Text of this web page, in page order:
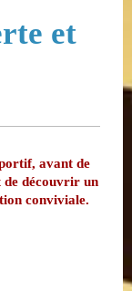
et
avant de
découvrir un
conviviale.